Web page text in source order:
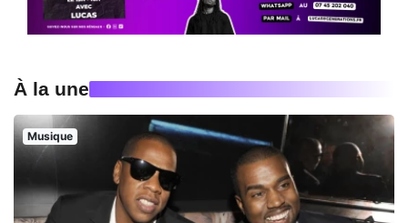
À la une
Musique